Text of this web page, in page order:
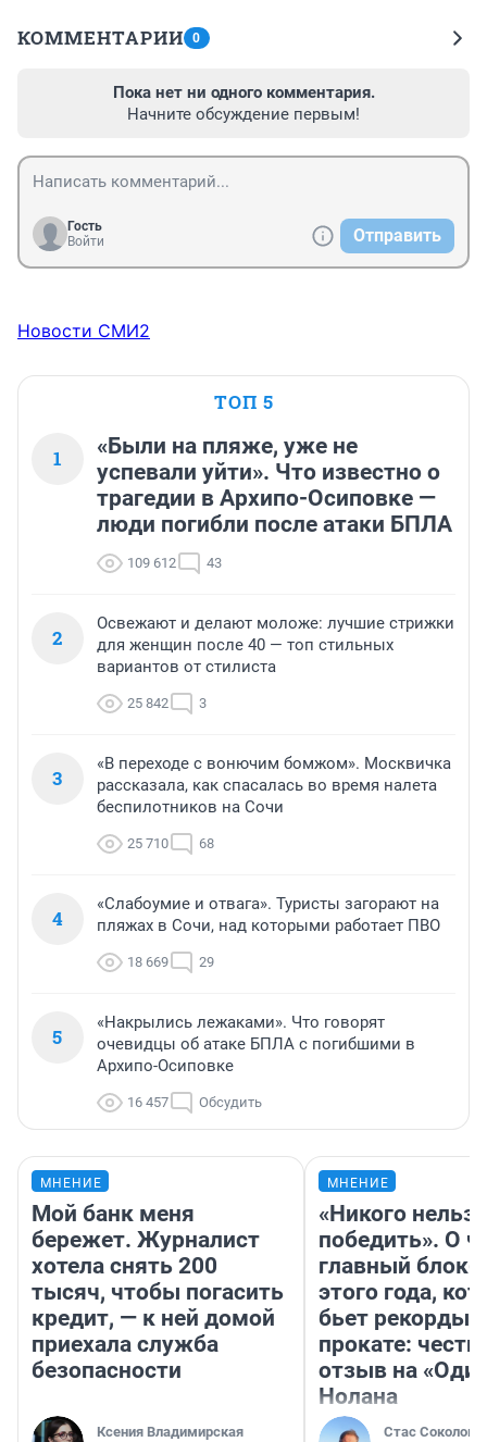
КОММЕНТАРИИ 0
Пока нет ни одного комментария.
Начните обсуждение первым!
Гость
Войти
Отправить
Новости СМИ2
ТОП 5
1
«Были на пляже, уже не
успевали уйти». Что известно о
трагедии в Архипо-Осиповке —
люди погибли после атаки БПЛА
109 612 43
2
Освежают и делают моложе: лучшие стрижки
для женщин после 40 — топ стильных
вариантов от стилиста
25 842 3
3
«В переходе с вонючим бомжом». Москвичка
рассказала, как спасалась во время налета
беспилотников на Сочи
25 710 68
4
«Слабоумие и отвага». Туристы загорают на
пляжах в Сочи, над которыми работает ПВО
18 669 29
5
«Накрылись лежаками». Что говорят
очевидцы об атаке БПЛА с погибшими в
Архипо-Осиповке
16 457 Обсудить
МНЕНИЕ
Мой банк меня
бережет. Журналист
хотела снять 200
тысяч, чтобы погасить
кредит, — к ней домой
приехала служба
безопасности
Ксения Владимирская
МНЕНИЕ
«Никого нельзя
победить». О
главный
этого года,
бьет рекорды в
прокате:
отзыв на
Нолана
Стас Соколов